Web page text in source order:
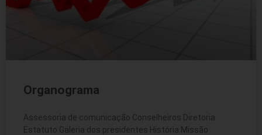
Organograma
Assessoria de comunicação Conselheiros Diretoria
Estatuto Galeria dos presidentes História Missão